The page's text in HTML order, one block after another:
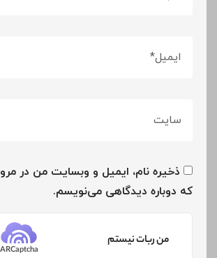
ذخیره نام، ایمیل و وبسایت من در
که دوباره دیدگاهی می‌نویسم.
من ربات نیستم
ARCaptcha